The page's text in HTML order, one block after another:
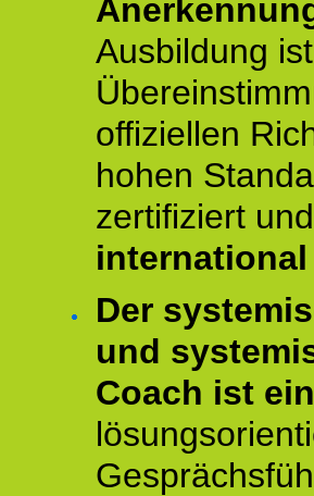
Ausbildung
offiziellen
hohen
zertifiziert
Der
und
Coach ist